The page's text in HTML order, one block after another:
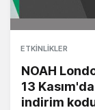
ETKINLIKLER
NOAH
13
indirim